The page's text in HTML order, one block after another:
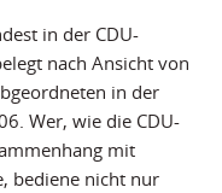
in der CDU-
nach Ansicht von
in der
Wer, wie die CDU-
mit
bediene nicht nur